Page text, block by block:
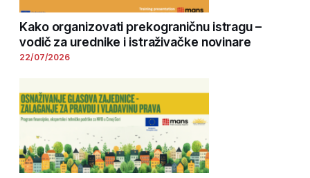
Kako organizovati prekograničnu istragu –
vodič za urednike i istraživačke novinare
22/07/2026